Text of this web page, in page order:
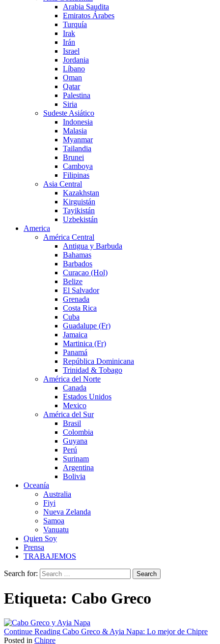
Arabia Saudita
Emiratos Árabes
Turquía
Irak
Irán
Israel
Jordania
Líbano
Oman
Qatar
Palestina
Siria
Sudeste Asiático
Indonesia
Malasia
Myanmar
Tailandia
Brunei
Camboya
Filipinas
Asia Central
Kazakhstan
Kirguistán
Tayikistán
Uzbekistán
America
América Central
Antigua y Barbuda
Bahamas
Barbados
Curacao (Hol)
Belize
El Salvador
Grenada
Costa Rica
Cuba
Guadalupe (Fr)
Jamaica
Martinica (Fr)
Panamá
República Dominicana
Trinidad & Tobago
América del Norte
Canada
Estados Unidos
Mexico
América del Sur
Brasil
Colombia
Guyana
Perú
Surinam
Argentina
Bolivia
Oceanía
Australia
Fiyi
Nueva Zelanda
Samoa
Vanuatu
Quien Soy
Prensa
TRABAJEMOS
Search for:
Etiqueta: Cabo Greco
Continue Reading Cabo Greco & Ayia Napa: Lo mejor de Chipre
Posted in Chipre